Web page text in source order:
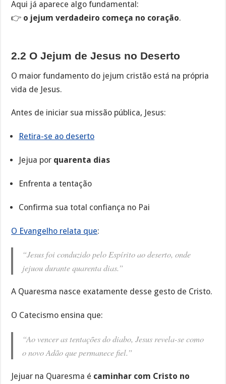
Aqui já aparece algo fundamental:
👉 o jejum verdadeiro começa no coração.
2.2 O Jejum de Jesus no Deserto
O maior fundamento do jejum cristão está na própria
vida de Jesus.
Antes de iniciar sua missão pública, Jesus:
Retira-se ao deserto
Jejua por quarenta dias
Enfrenta a tentação
Confirma sua total confiança no Pai
O Evangelho relata que:
“Jesus foi conduzido pelo Espírito ao deserto, onde
jejuou durante quarenta dias.”
A Quaresma nasce exatamente desse gesto de Cristo.
O Catecismo ensina que:
“Ao vencer as tentações do diabo, Jesus revela-se como
o novo Adão que permanece fiel.”
Jejuar na Quaresma é caminhar com Cristo no